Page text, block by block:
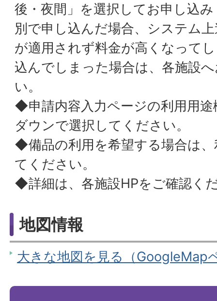
後・夜間」を選択してお申し込
別で申し込んだ場合、システム
が適用されず料金が高くなって
込んでしまった場合は、各施設
い。
◆申請内容入力ページの利用用
ダウンで選択してください。
◆備品の利用を希望する場合は
てください。
◆詳細は、各施設HPをご確認く
地図情報
大きな地図を見る（GoogleMap